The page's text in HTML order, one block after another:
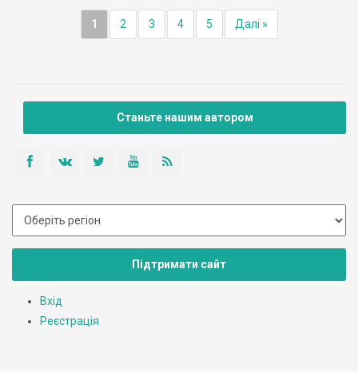
1 2 3 4 5 Далі »
Станьте нашим автором
Підтримати сайт
Вхід
Реєстрація